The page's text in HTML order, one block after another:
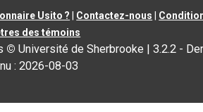
Usito ? Contactez-nous
des témoins
© Université de Sherbrooke |3.2.2 -
:2026-08-03